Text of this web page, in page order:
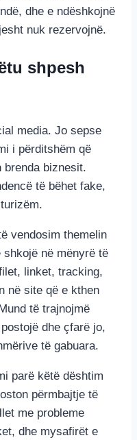
dhe e ndëshkojnë
nuk rezervojnë.
shpesh
media. Jo sepse
i përditshëm që
brenda biznesit.
të bëhet fake,
vendosim themelin
në mënyrë të
linket, tracking,
në site që e kthen
të trajnojmë
dhe çfarë jo,
të gabuara.
parë këtë dështim
përmbajtje të
me probleme
dhe mysafirët e